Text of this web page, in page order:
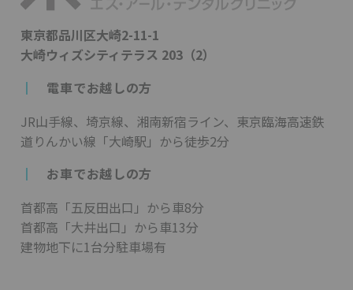
東京都品川区大崎2-11-1
大崎ウィズシティテラス 203（2）
┃
電車でお越しの方
JR山手線、埼京線、湘南新宿ライン、東京臨海高速鉄
道りんかい線「大崎駅」から徒歩2分
┃
お車でお越しの方
首都高「五反田出口」から車8分
首都高「大井出口」から車13分
建物地下に1台分駐車場有